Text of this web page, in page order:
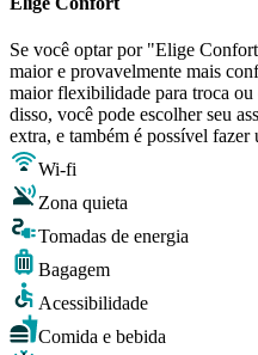
Se você optar por "Elige
maior e provavelmente mais
maior flexibilidade para troca ou
disso, você pode escolher seu
extra, e também é possível fazer
Wi-fi
Zona quieta
Tomadas de energia
Bagagem
Acessibilidade
Comida e bebida